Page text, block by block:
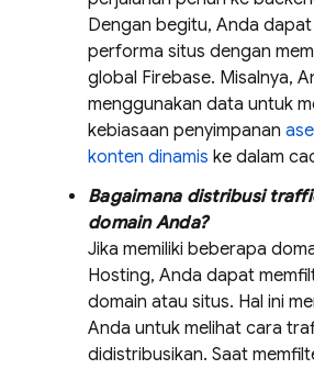
Dengan begitu, Anda
performa situs dengan
global Firebase. Misalnya,
menggunakan data untuk
kebiasaan penyimpanan
konten dinamis ke dalam
Bagaimana distribusi
domain Anda?
Jika memiliki beberapa
Hosting, Anda dapat
domain atau situs. Hal ini
Anda untuk melihat cara
didistribusikan. Saat